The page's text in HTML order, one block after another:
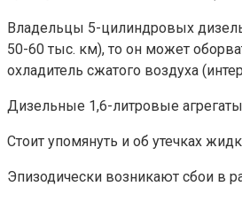
Владельцы 5-цилиндровых
50-60 тыс. км), то он может
охладитель сжатого воздуха
Дизельные 1,6-литровые
Стоит упомянуть и об утечках
Эпизодически возникают сбои в